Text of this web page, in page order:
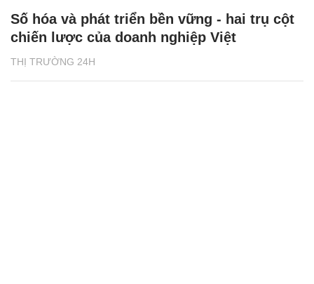
THỊ TRƯỜNG 24H
Số hóa và phát triển bền vững - hai trụ cột
chiến lược của doanh nghiệp Việt